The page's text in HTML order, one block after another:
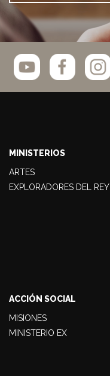
MINISTERIOS
ARTES
EXPLORADORES DEL REY
ACCIÓN SOCIAL
MISIONES
MINISTERIO EX